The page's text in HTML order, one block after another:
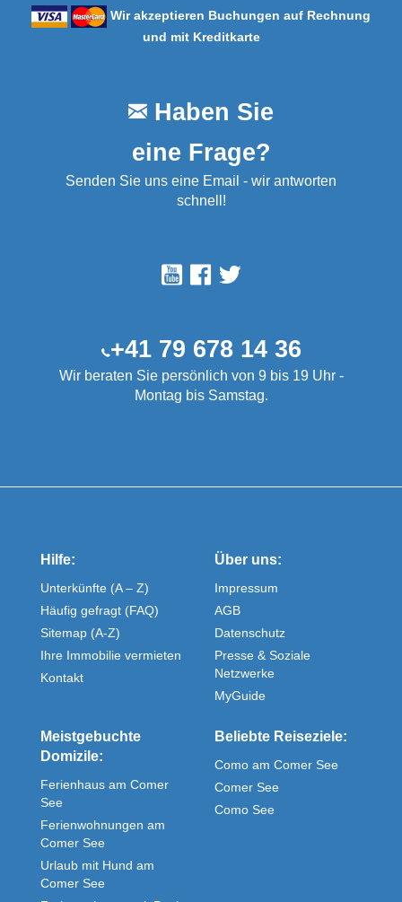
Wir akzeptieren Buchungen auf Rechnung
und mit Kreditkarte
Haben Sie
eine Frage?
Senden Sie uns eine Email - wir antworten
schnell!
+41 79 678 14 36
Wir beraten Sie persönlich von 9 bis 19 Uhr -
Montag bis Samstag.
Hilfe:
Unterkünfte (A – Z)
Häufig gefragt (FAQ)
Sitemap (A-Z)
Ihre Immobilie vermieten
Kontakt
Über uns:
Impressum
AGB
Datenschutz
Presse & Soziale
Netzwerke
MyGuide
Meistgebuchte
Domizile:
Ferienhaus am Comer
See
Ferienwohnungen am
Comer See
Urlaub mit Hund am
Comer See
Beliebte Reiseziele:
Como am Comer See
Comer See
Como See